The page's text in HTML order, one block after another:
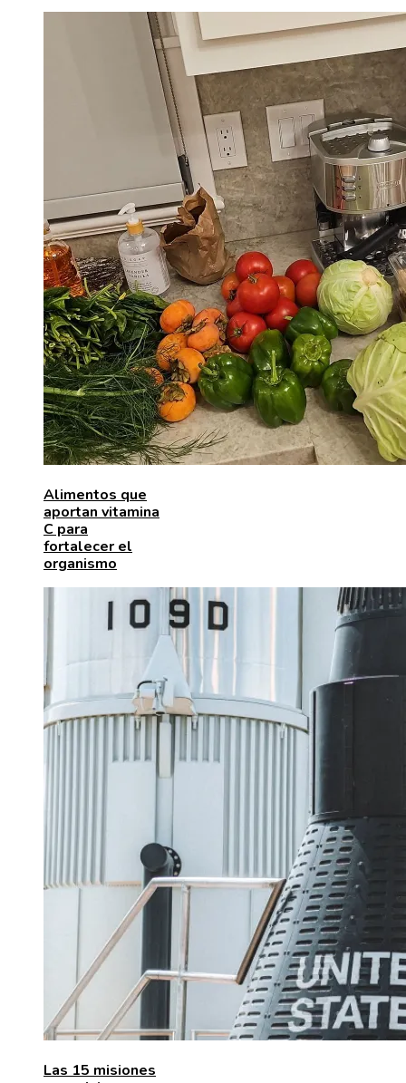
Alimentos que
aportan vitamina
C para
fortalecer el
organismo
Las 15 misiones